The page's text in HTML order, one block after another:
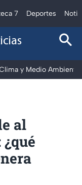
7 Deportes
y Medio Ambiente
al